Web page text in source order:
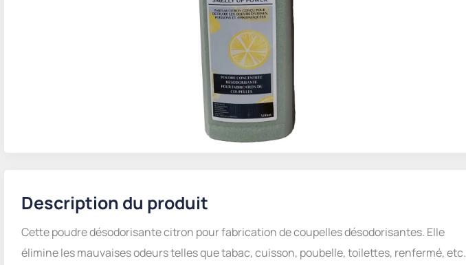
Description du produit
Cette poudre désodorisante citron pour fabrication de coupelles désodorisantes. Elle
élimine les mauvaises odeurs telles que tabac, cuisson, poubelle, toilettes, renfermé, etc.